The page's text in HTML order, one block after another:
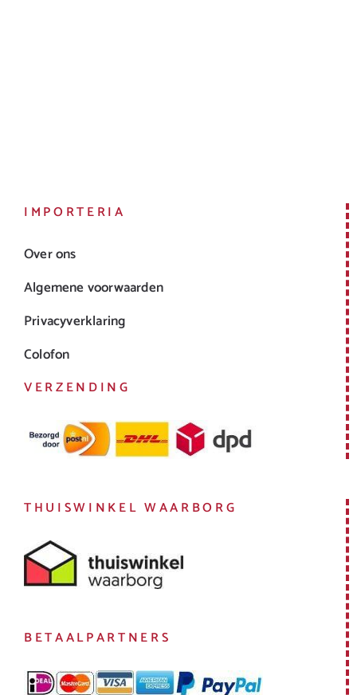
IMPORTERIA
Over ons
Algemene voorwaarden
Privacyverklaring
Colofon
VERZENDING
THUISWINKEL WAARBORG
BETAALPARTNERS